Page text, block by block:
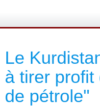
Le
à tirer profit
de pétrole"